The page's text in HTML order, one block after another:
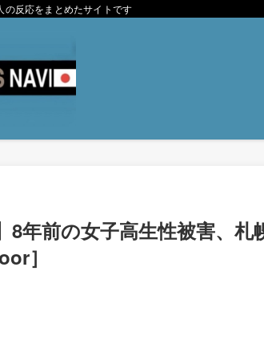
の反応をまとめたサイトです
8年前の女子高生性被害、
］